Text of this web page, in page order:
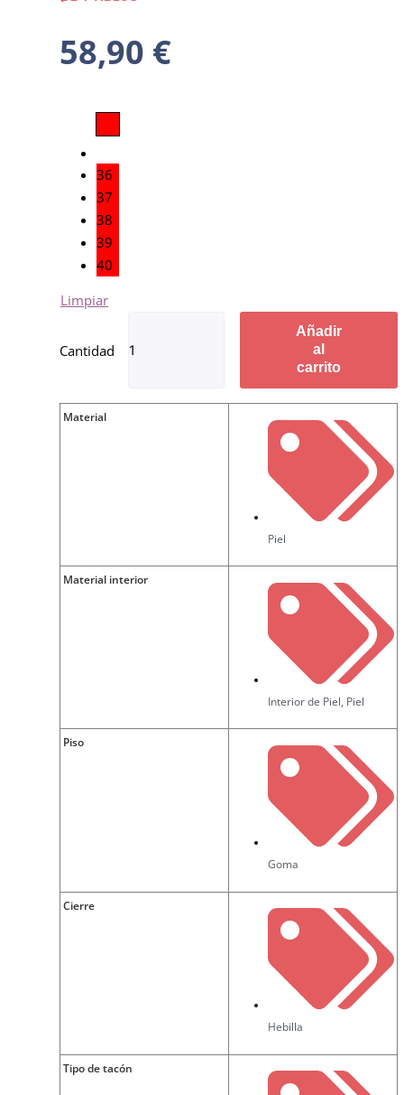
58,90 €
36
37
38
39
40
Limpiar
Añadir
al
carrito
Material
Piel
Material interior
Interior de Piel, Piel
Piso
Goma
Cierre
Hebilla
Tipo de tacón